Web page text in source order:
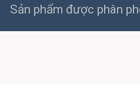
Sản phẩm được phân